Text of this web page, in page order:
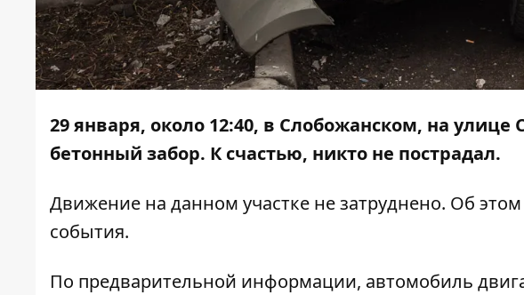
29 января, около 12:40, в Слобожанском, на
бетонный забор. К счастью, никто не пострадал.
Движение на данном участке не затруднено. Об
события.
По предварительной информации, автомобиль